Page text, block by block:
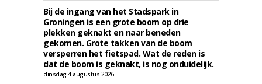
Bij de ingang van het Stadspark in
Groningen is een grote boom op drie
plekken geknakt en naar beneden
gekomen. Grote takken van de boom
versperren het fietspad. Wat de reden is
dat de boom is geknakt, is nog onduidelijk.
dinsdag 4 augustus 2026